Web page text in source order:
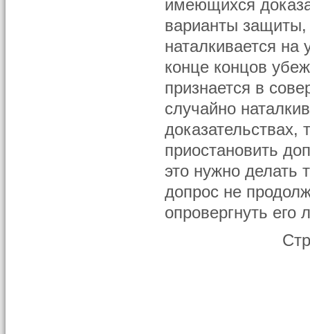
имеющихся
варианты защиты,
наталкивается
конце концов
признается в
случайно
приостановить
это нужно делать
допрос не
опровергнуть его